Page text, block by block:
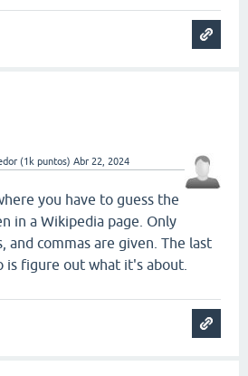
(1k puntos) Abr 22, 2024
you have to guess the
in a Wikipedia page. Only
and commas are given. The last
is figure out what it's about.